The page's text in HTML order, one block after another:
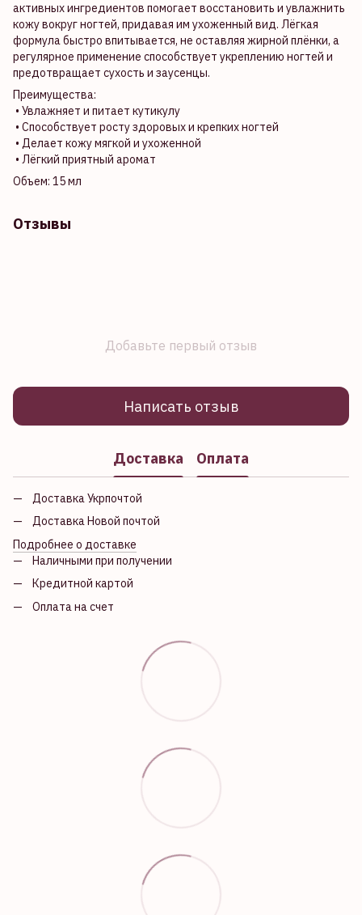
активных ингредиентов помогает восстановить и увлажнить
кожу вокруг ногтей, придавая им ухоженный вид. Лёгкая
формула быстро впитывается, не оставляя жирной плёнки, а
регулярное применение способствует укреплению ногтей и
предотвращает сухость и заусенцы.
Преимущества:
• Увлажняет и питает кутикулу
• Способствует росту здоровых и крепких ногтей
• Делает кожу мягкой и ухоженной
• Лёгкий приятный аромат
Объем: 15 мл
Отзывы
Добавьте первый отзыв
Написать отзыв
Доставка Оплата
Доставка Укрпочтой
Доставка Новой почтой
Подробнее о доставке
Наличными при получении
Кредитной картой
Оплата на счет